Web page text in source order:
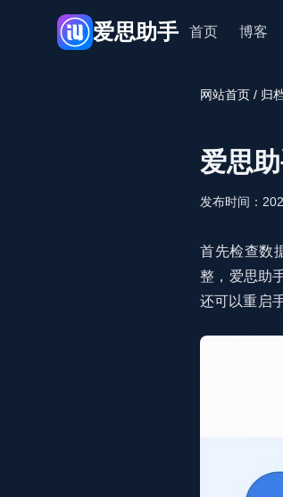
爱思助手 首页 博客
网站首页 / 归
爱思
发布时间：
首先检查数
整，爱思助
还可以重启